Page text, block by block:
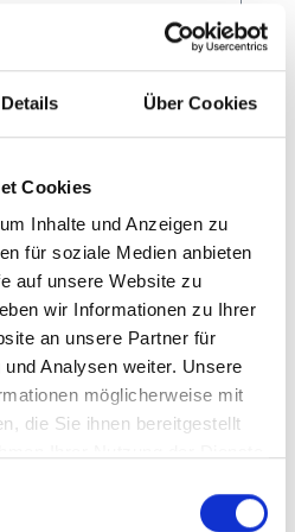
Details Über Cookies
Cookies
Inhalte und Anzeigen zu
für soziale Medien anbieten
auf unsere Website zu
wir Informationen zu Ihrer
an unsere Partner für
Analysen weiter. Unsere
möglicherweise mit
die Sie ihnen bereitgestellt
Details